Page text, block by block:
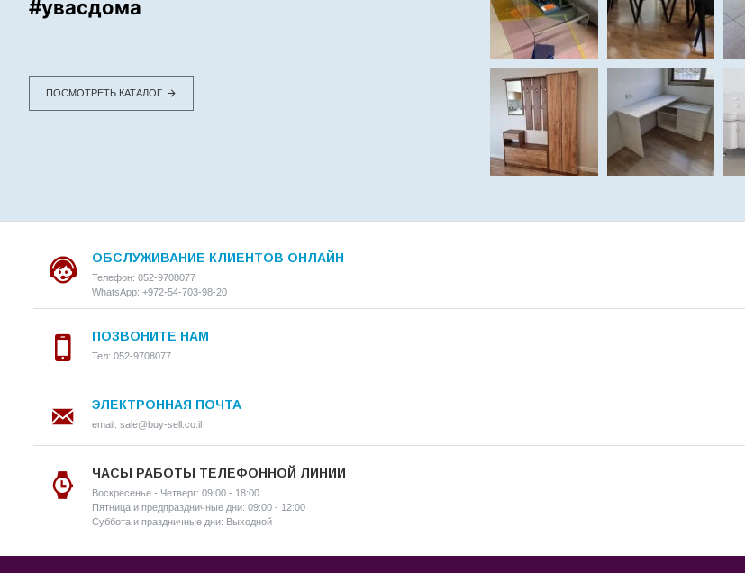
#увасдома
ПОСМОТРЕТЬ КАТАЛОГ
ОБСЛУЖИВАНИЕ КЛИЕНТОВ ОНЛАЙН
Телефон: 052-9708077
WhatsApp: +972-54-703-98-20
ПОЗВОНИТЕ НАМ
Тел: 052-9708077
ЭЛЕКТРОННАЯ ПОЧТА
email: sale@buy-sell.co.il
ЧАСЫ РАБОТЫ ТЕЛЕФОННОЙ ЛИНИИ
Воскресенье - Четверг: 09:00 - 18:00
Пятница и предпраздничные дни: 09:00 - 12:00
Суббота и праздничные дни: Выходной